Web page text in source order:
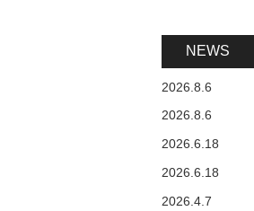
NEWS
2026.8.6
2026.8.6
2026.6.18
2026.6.18
2026.4.7